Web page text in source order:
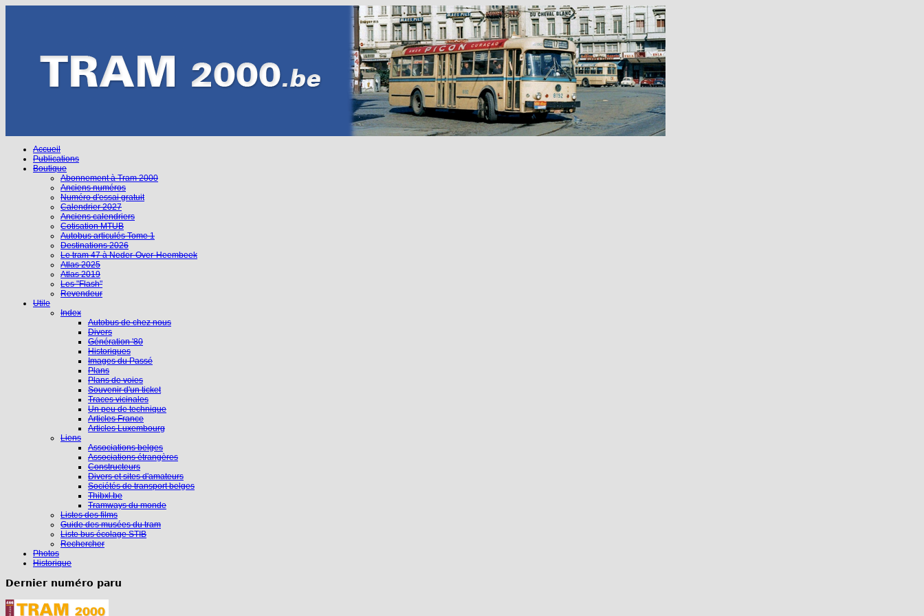
Accueil
Publications
Boutique
Abonnement à Tram 2000
Anciens numéros
Numéro d'essai gratuit
Calendrier 2027
Anciens calendriers
Cotisation MTUB
Autobus articulés Tome 1
Destinations 2026
Le tram 47 à Neder-Over-Heembeek
Atlas 2025
Atlas 2019
Les "Flash"
Revendeur
Utile
Index
Autobus de chez nous
Divers
Génération '80
Historiques
Images du Passé
Plans
Plans de voies
Souvenir d'un ticket
Traces vicinales
Un peu de technique
Articles France
Articles Luxembourg
Liens
Associations belges
Associations étrangères
Constructeurs
Divers et sites d'amateurs
Sociétés de transport belges
Thibxl.be
Tramways du monde
Listes des films
Guide des musées du tram
Liste bus écolage STIB
Rechercher
Photos
Historique
Dernier numéro paru